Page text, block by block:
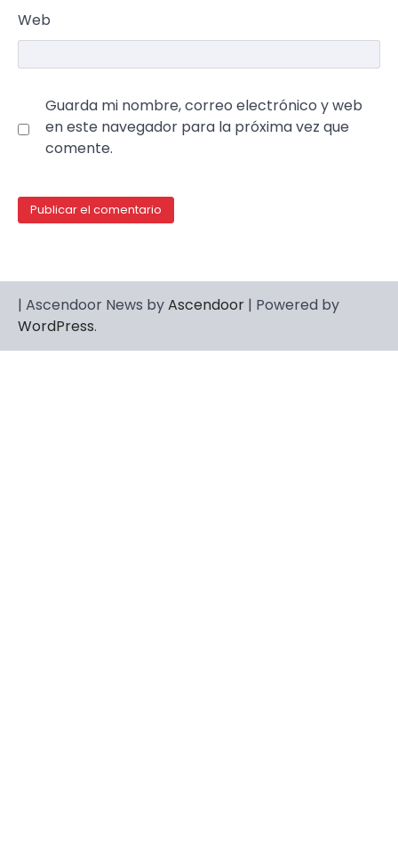
Web
Guarda mi nombre, correo electrónico y web
en este navegador para la próxima vez que
comente.
| Ascendoor News byAscendoor | Powered by
WordPress.